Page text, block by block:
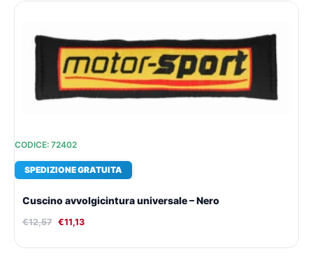
CODICE: 72402
SPEDIZIONE GRATUITA
Cuscino avvolgicintura universale – Nero
€12,57
era:
€12,57.
€11,13
è:
€11,13.